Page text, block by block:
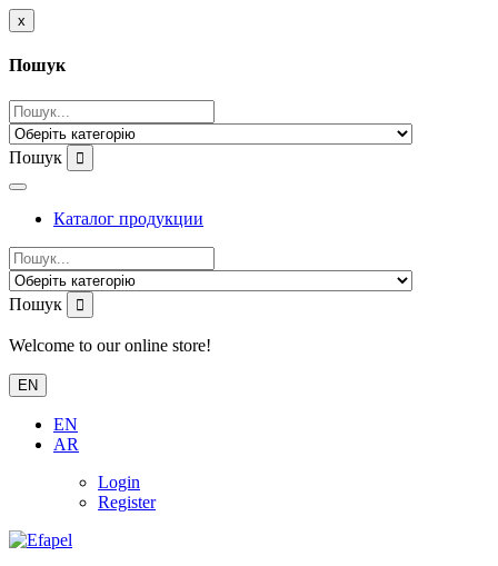
x
Пошук
Пошук
Каталог продукции
Пошук
Welcome to our online store!
EN
EN
AR
Login
Register